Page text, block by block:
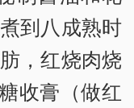
到八成熟时
，红烧肉烧
收膏（做红